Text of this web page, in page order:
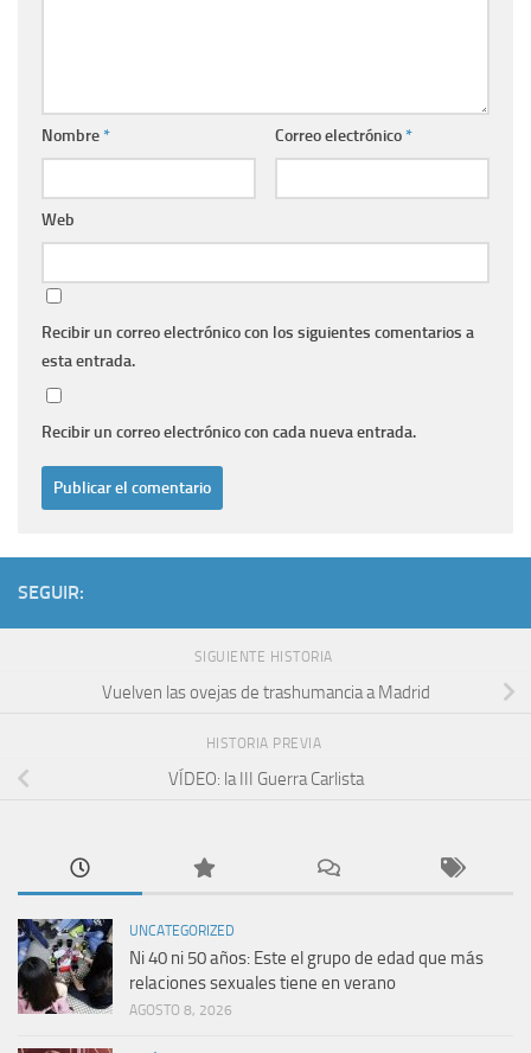
Nombre* Correo electrónico*
Web
Recibir un correo electrónico con los siguientes comentarios a
esta entrada.
Recibir un correo electrónico con cada nueva entrada.
SEGUIR:
SIGUIENTE HISTORIA
Vuelven las ovejas de trashumancia a Madrid
HISTORIA PREVIA
VÍDEO: la III Guerra Carlista
UNCATEGORIZED
Ni 40 ni 50 años: Este el grupo de edad que más
relaciones sexuales tiene en verano
AGOSTO 8, 2026